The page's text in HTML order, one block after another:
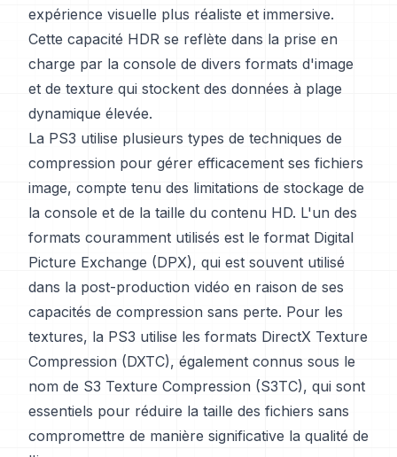
expérience visuelle plus réaliste et immersive.
Cette capacité HDR se reflète dans la prise en
charge par la console de divers formats d'image
et de texture qui stockent des données à plage
dynamique élevée.
La PS3 utilise plusieurs types de techniques de
compression pour gérer efficacement ses fichiers
image, compte tenu des limitations de stockage de
la console et de la taille du contenu HD. L'un des
formats couramment utilisés est le format Digital
Picture Exchange (DPX), qui est souvent utilisé
dans la post-production vidéo en raison de ses
capacités de compression sans perte. Pour les
textures, la PS3 utilise les formats DirectX Texture
Compression (DXTC), également connus sous le
nom de S3 Texture Compression (S3TC), qui sont
essentiels pour réduire la taille des fichiers sans
compromettre de manière significative la qualité de